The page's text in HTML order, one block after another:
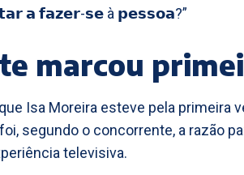
𝗮 𝗳𝗮𝘇𝗲𝗿-𝘀𝗲 à 𝗽𝗲𝘀𝘀𝗼𝗮?”
marcou
Isa Moreira esteve pela primeira
segundo o concorrente, a razão
televisiva.